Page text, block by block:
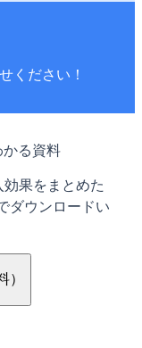
ください！
る資料
果をまとめた
ダウンロードい
）